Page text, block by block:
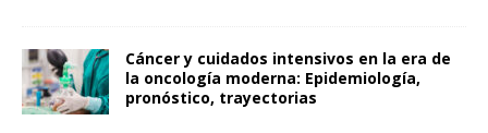
Cáncer y cuidados intensivos en la era de
la oncología moderna: Epidemiología,
pronóstico, trayectorias